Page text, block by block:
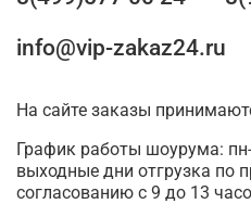
info@vip-zakaz24.ru
На сайте заказы
График работы шоурума:
выходные дни отгрузка по
согласованию с 9 до 13